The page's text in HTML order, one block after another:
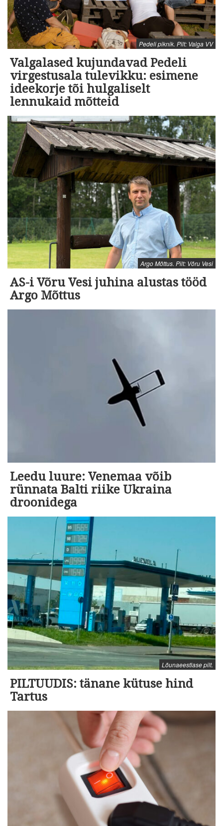
Pedeli piknik. Pilt: Valga VV
Valgalased kujundavad Pedeli
virgestusala tulevikku: esimene
ideekorje tõi hulgaliselt
lennukaid mõtteid
Argo Mõttus. Pilt: Võru Vesi
AS-i Võru Vesi juhina alustas tööd
Argo Mõttus
Leedu luure: Venemaa võib
rünnata Balti riike Ukraina
droonidega
Lõunaeestlase pilt.
PILTUUDIS: tänane kütuse hind
Tartus